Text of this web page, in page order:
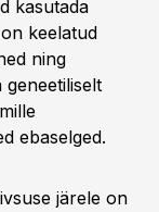
kasutada
keelatud
ning
geneetiliselt
ebaselged.
järele on